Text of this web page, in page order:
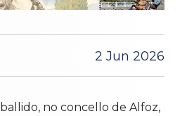
2 Jun 2026
no concello de Alfoz,